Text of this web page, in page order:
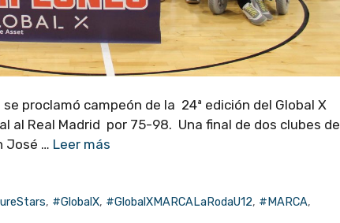
proclamó campeón de la 24ª edición del Global X
al Real Madrid por 75-98. Una final de dos clubes de
José … Leer más
, #GlobalX, #GlobalXMARCALaRodaU12, #MARCA,